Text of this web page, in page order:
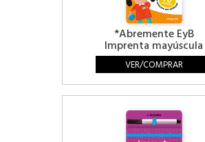
*Abremente EyB
Imprenta mayúscula
VER/COMPRAR